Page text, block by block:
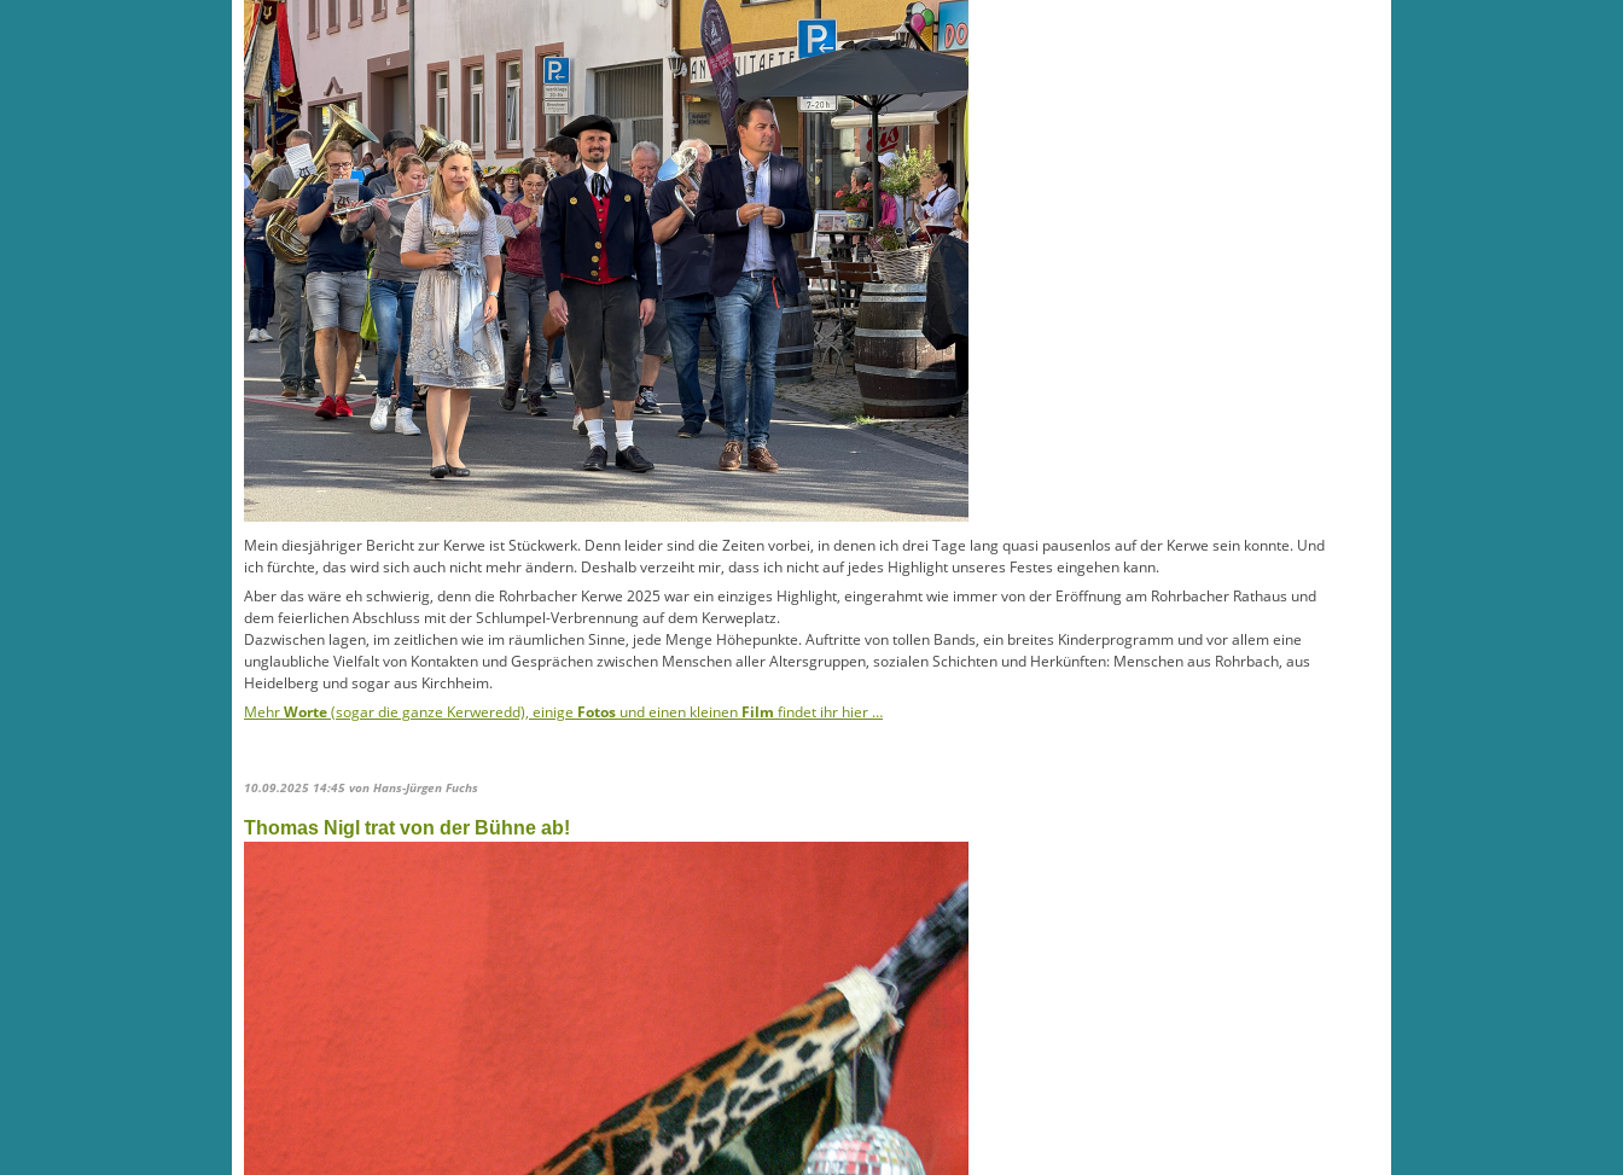
Mein diesjähriger Bericht zur Kerwe ist Stückwerk. Denn leider sind die Zeiten vorbei, in denen ich drei Tage lang quasi pausenlos auf der Kerwe sein konnte. Und
ich fürchte, das wird sich auch nicht mehr ändern. Deshalb verzeiht mir, dass ich nicht auf jedes Highlight unseres Festes eingehen kann.
Aber das wäre eh schwierig, denn die Rohrbacher Kerwe 2025 war ein einziges Highlight, eingerahmt wie immer von der Eröffnung am Rohrbacher Rathaus und
dem feierlichen Abschluss mit der Schlumpel-Verbrennung auf dem Kerweplatz.
Dazwischen lagen, im zeitlichen wie im räumlichen Sinne, jede Menge Höhepunkte. Auftritte von tollen Bands, ein breites Kinderprogramm und vor allem eine
unglaubliche Vielfalt von Kontakten und Gesprächen zwischen Menschen aller Altersgruppen, sozialen Schichten und Herkünften: Menschen aus Rohrbach, aus
Heidelberg und sogar aus Kirchheim.
MehrWorte(sogar die ganze Kerweredd), einige Fotos und einen kleinen Film findet ihr hier …
10.09.2025 14:45 von Hans-Jürgen Fuchs
Thomas Nigl trat von der Bühne ab!